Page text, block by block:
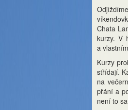
Chata
kurzy. V
a
Kurzy
střídají.
na
přání a
není to